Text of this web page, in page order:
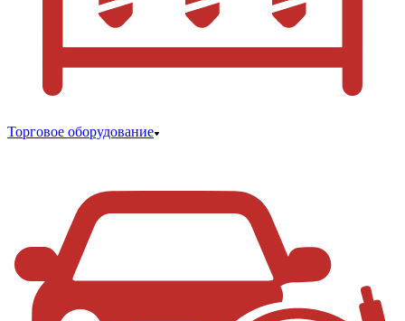
Торговое оборудование